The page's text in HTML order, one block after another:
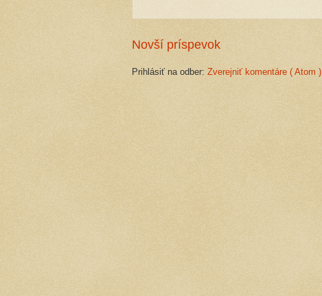
Novší príspevok
Prihlásiť na odber: Zverejniť komentáre ( Atom )